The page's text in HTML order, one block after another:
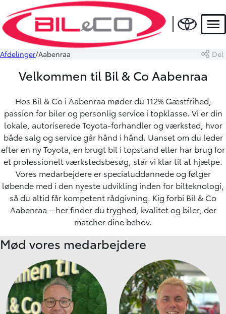
Afdelinger Aabenraa Del
Velkommen til Bil & Co Aabenraa
Hos Bil & Co i Aabenraa møder du 112% Gæstfrihed,
passion for biler og personlig service i topklasse. Vi er din
lokale, autoriserede Toyota-forhandler og værksted, hvor
både salg og service går hånd i hånd. Uanset om du leder
efter en ny Toyota, en brugt bil i topstand eller har brug for
et professionelt værkstedsbesøg, står vi klar til at hjælpe.
Vores medarbejdere er specialuddannede og følger
løbende med i den nyeste udvikling inden for bilteknologi,
så du altid får kompetent rådgivning. Kig forbi Bil & Co
Aabenraa – her finder du tryghed, kvalitet og biler, der
matcher dine behov.
Mød vores medarbejdere